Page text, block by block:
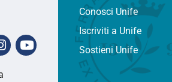
InstagramYoutube
Conosci Unife
Iscriviti a Unife
Sostieni Unife